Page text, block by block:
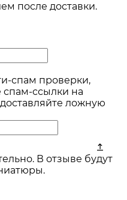
после доставки.
спам проверки,
спам-ссылки на
ложную
В отзыве будут